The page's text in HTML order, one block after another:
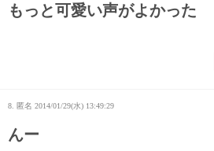
もっと可愛い声がよかった
8. 匿名 2014/01/29(水) 13:49:29
んー